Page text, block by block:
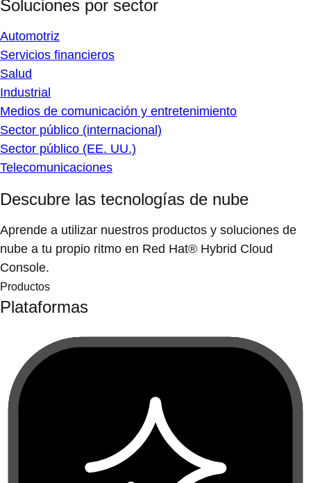
Soluciones por sector
Automotriz
Servicios financieros
Salud
Industrial
Medios de comunicación y entretenimiento
Sector público (internacional)
Sector público (EE. UU.)
Telecomunicaciones
Descubre las tecnologías de nube
Aprende a utilizar nuestros productos y soluciones de
nube a tu propio ritmo en Red Hat® Hybrid Cloud
Console.
Productos
Plataformas